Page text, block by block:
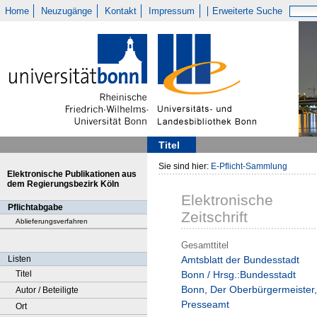
Home Neuzugänge Kontakt Impressum Erweiterte Suche
Titel
Elektronische Publikationen aus
dem Regierungsbezirk Köln
Pflichtabgabe
Ablieferungsverfahren
Listen
Titel
Autor / Beteiligte
Ort
Sie sind hier: E-Pflicht-Sammlung
Elektronische
Zeitschrift
Gesamttitel
Amtsblatt der Bundesstadt
Bonn / Hrsg.:Bundesstadt
Bonn, Der Oberbürgermeister,
Presseamt